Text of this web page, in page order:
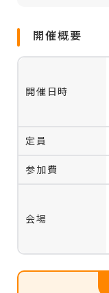
開催概要
開催日時
定員
参加費
会場